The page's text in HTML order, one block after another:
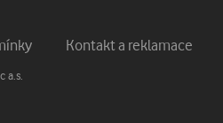
Kontakt a reklamace
a.s.